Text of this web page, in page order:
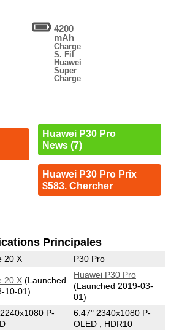
4200
mAh
Charge
S. Fil
Huawei
Super
Charge
Huawei P30 Pro
News (7)
Huawei P30 Pro Prix
$583. Chercher
Principales
20 X P30 Pro
20 X(Launched
10-01)
Huawei P30 Pro
(Launched 2019-03-
01)
P-
6.47" 2340x1080 P-
OLED , HDR10